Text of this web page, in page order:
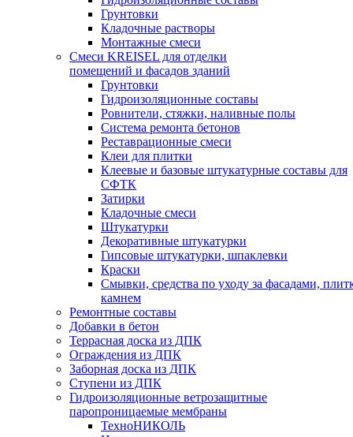
Грунтовки
Кладочные растворы
Монтажные смеси
Смеси KREISEL для отделки
помещений и фасадов зданий
Грунтовки
Гидроизоляционные составы
Ровнители, стяжки, наливные полы
Cистема ремонта бетонов
Реставрационные смеси
Клеи для плитки
Клеевые и базовые штукатурные составы для
СФТК
Затирки
Кладочные смеси
Штукатурки
Декоративные штукатурки
Гипсовые штукатурки, шпаклевки
Краски
Смывки, средства по уходу за фасадами,
камнем
Ремонтные составы
Добавки в бетон
Террасная доска из ДПК
Ограждения из ДПК
Заборная доска из ДПК
Ступени из ДПК
Гидроизоляционные ветрозащитные
паропроницаемые мембраны
ТехноНИКОЛЬ